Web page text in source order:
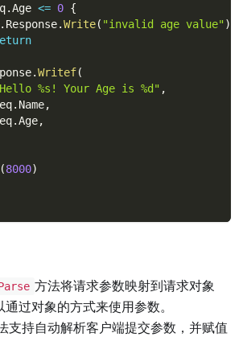
.Age <= 0 {
. Response.Write( "invalid age value")
.Writef(
%s! Your Age is %d" ,
. Name,
.Age,
(8000)
方法将请求参数映射到请求对象
过对象的方式来使用参数。
支持自动解析客户端提交参数，并赋值